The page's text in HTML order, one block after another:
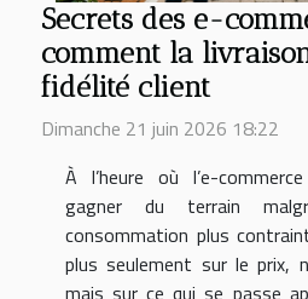
Secrets des e-
comment la
fidélité client
Dimanche 21 juin 2026 18:22
À l’heure où l’e-
gagner du terrain
consommation plus
plus seulement sur le prix,
mais sur ce qui se passe